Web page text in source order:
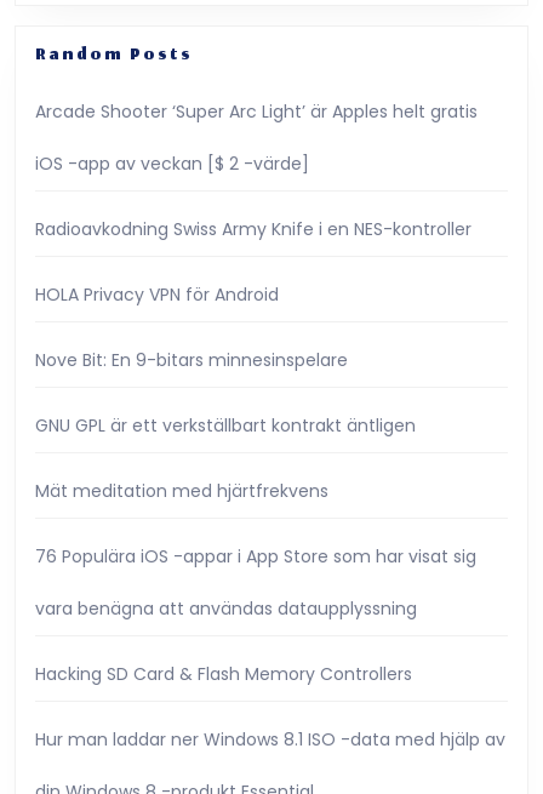
mycket
Random Posts
Arcade Shooter ‘Super Arc Light’ är Apples helt gratis
iOS -app av veckan [$ 2 -värde]
Radioavkodning Swiss Army Knife i en NES-kontroller
HOLA Privacy VPN för Android
Nove Bit: En 9-bitars minnesinspelare
GNU GPL är ett verkställbart kontrakt äntligen
Mät meditation med hjärtfrekvens
76 Populära iOS -appar i App Store som har visat sig
vara benägna att användas dataupplyssning
Hacking SD Card & Flash Memory Controllers
Hur man laddar ner Windows 8.1 ISO -data med hjälp av